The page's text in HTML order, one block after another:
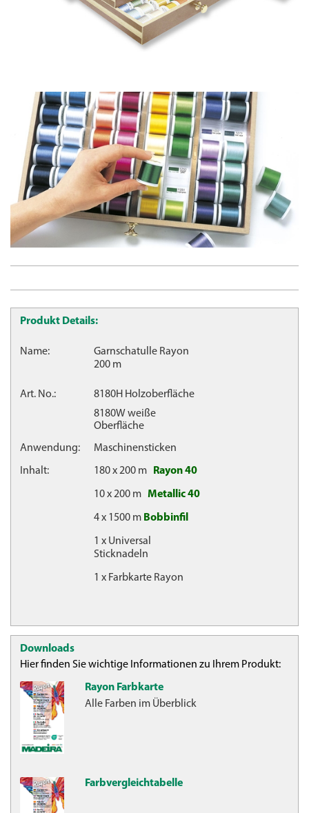
Produkt Details:
Name:
Garnschatulle Rayon
200 m
Art. No.:
8180H Holzoberfläche
8180W weiße
Oberfläche
Anwendung:
Maschinensticken
Inhalt: 180 x 200 m Rayon 40
10 x 200 m Metallic 40
4 x 1500 m Bobbinfil
1 x Universal
Sticknadeln
1 x Farbkarte Rayon
Downloads
Hier finden Sie wichtige Informationen zu Ihrem Produkt:
Rayon Farbkarte
Alle Farben im Überblick
Farbvergleichtabelle